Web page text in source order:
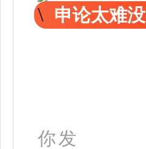
申论太难
你发